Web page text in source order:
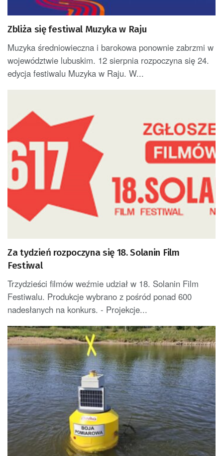
Zbliża się festiwal Muzyka w Raju
Muzyka średniowieczna i barokowa ponownie zabrzmi w
województwie lubuskim. 12 sierpnia rozpoczyna się 24.
edycja festiwalu Muzyka w Raju. W...
Za tydzień rozpoczyna się 18. Solanin Film
Festiwal
Trzydzieści filmów weźmie udział w 18. Solanin Film
Festiwalu. Produkcje wybrano z pośród ponad 600
nadesłanych na konkurs. - Projekcje...